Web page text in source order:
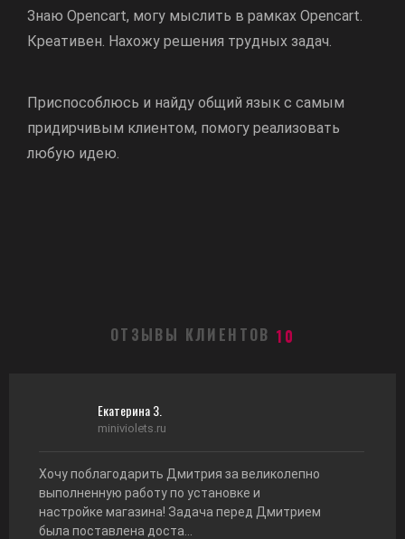
Знаю Opencart, могу мыслить в рамках Opencart.
Креативен. Нахожу решения трудных задач.
Приспособлюсь и найду общий язык с самым
придирчивым клиентом, помогу реализовать
любую идею.
ОТЗЫВЫ КЛИЕНТОВ 10
Екатерина З.
miniviolets.ru
Хочу поблагодарить Дмитрия за великолепно
выполненную работу по установке и
настройке магазина! Задача перед Дмитрием
была поставлена доста...